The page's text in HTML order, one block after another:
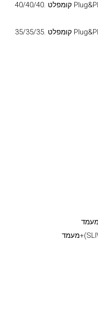
אקווריום מים מלוחים Plug&Play קומפלט .40/40/40
אקווריום מים מלוחים Plug&Play קומפלט .35/35/35